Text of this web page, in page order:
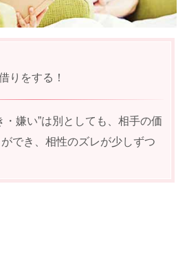
りをする！
・嫌い”は別としても、相手の価
でき、相性のズレが少しずつ